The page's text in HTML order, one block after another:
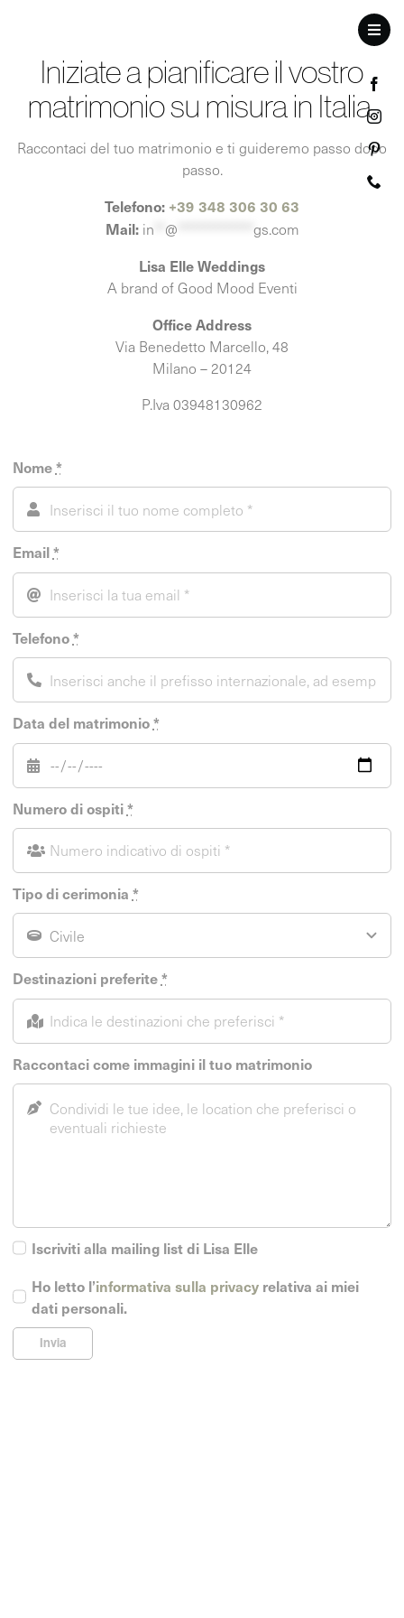
Iniziate a pianificare il vostro
matrimonio su misura in Italia.
Raccontaci del tuo matrimonio e ti guideremo passo dopo
passo.
Telefono: +39 348 306 30 63
Mail: in @ gs.com
Lisa Elle Weddings
A brand of Good Mood Eventi
Office Address
Via Benedetto Marcello, 48
Milano – 20124
P.Iva 03948130962
Nome*
Email*
Telefono*
Data del matrimonio*
Numero di ospiti*
Tipo di cerimonia *
Destinazioni preferite*
Raccontaci come immagini il tuo matrimonio
Iscriviti alla mailing list di Lisa Elle
Ho letto l’informativa sulla privacy relativa ai miei
dati personali.
Invia